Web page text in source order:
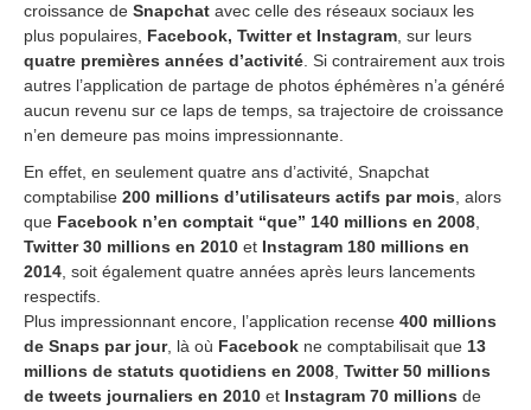
croissance de Snapchat avec celle des réseaux sociaux les
plus populaires, Facebook, Twitter et Instagram , sur leurs
quatre premières années d’activité . Si contrairement aux trois
autres l’application de partage de photos éphémères n’a généré
aucun revenu sur ce laps de temps, sa trajectoire de croissance
n’en demeure pas moins impressionnante.
En effet, en seulement quatre ans d’activité, Snapchat
comptabilise 200 millions d’utilisateurs actifs par mois , alors
que Facebook n’en comptait “que” 140 millions en 2008
Twitter 30 millions en 2010 et Instagram 180 millions en
2014 , soit également quatre années après leurs lancements
respectifs.
Plus impressionnant encore, l’application recense 400 millions
de Snaps par jour, là où Facebook ne comptabilisait que 13
millions de statuts quotidiens en 2008 Twitter 50 millions
de tweets journaliers en 2010 et Instagram 70 millions de